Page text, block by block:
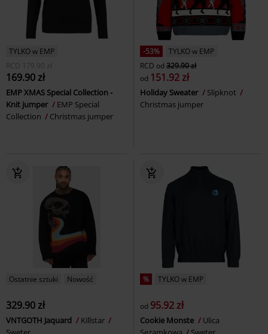
TYLKO w EMP
RCD 179.90 zł
169.90 zł
EMP XMAS Special Collection -
Knit jumper
EMP Special
Collection
Christmas jumper
-53%
TYLKO w EMP
RCD od 329.90 zł
od 151.92 zł
Holiday Sweater
Slipknot
Christmas jumper
Ostatnie sztuki Nowość
329.90 zł
VNTGOTH Jaquard
Killstar
% TYLKO w EMP
od 95.92 zł
Cookie Monste
Ulica